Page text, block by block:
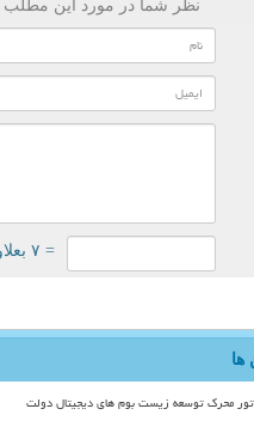
نظر شما در مورد این مطلب
= ۷ بعلاوه ۲
ها
محرک توسعه زیست بوم های دیجیتال دولت